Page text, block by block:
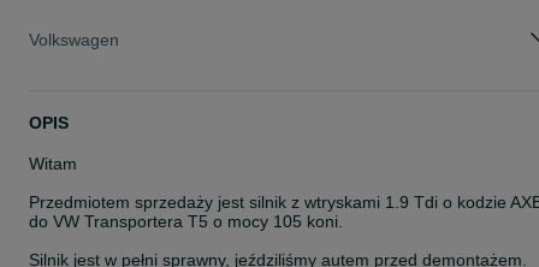
Volkswagen
OPIS
Witam
Przedmiotem sprzedaży jest silnik z wtryskami 1.9 Tdi o kodzie
do VW Transportera T5 o mocy 105 koni.
Silnik jest w pełni sprawny, jeździliśmy autem przed demontażem.